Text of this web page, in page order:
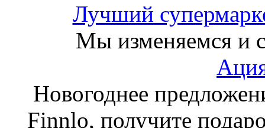
Лучший
Мы изменяемся и
Новогоднее
Finnlo, получите